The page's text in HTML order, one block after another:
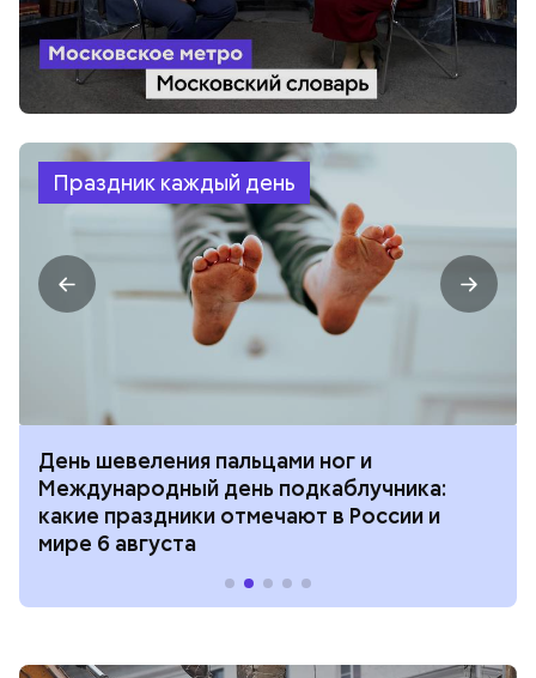
Праздник каждый день
День шевеления пальцами ног и
Международный день подкаблучника:
какие праздники отмечают в России и
мире 6 августа